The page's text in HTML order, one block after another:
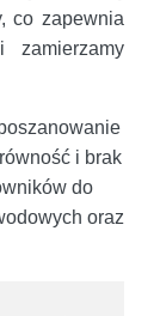
co zapewnia
zamierzamy
i brak
do
oraz